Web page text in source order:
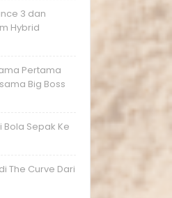
3 dan
Hybrid
Pertama
Big Boss
Bola Sepak Ke
The Curve Dari